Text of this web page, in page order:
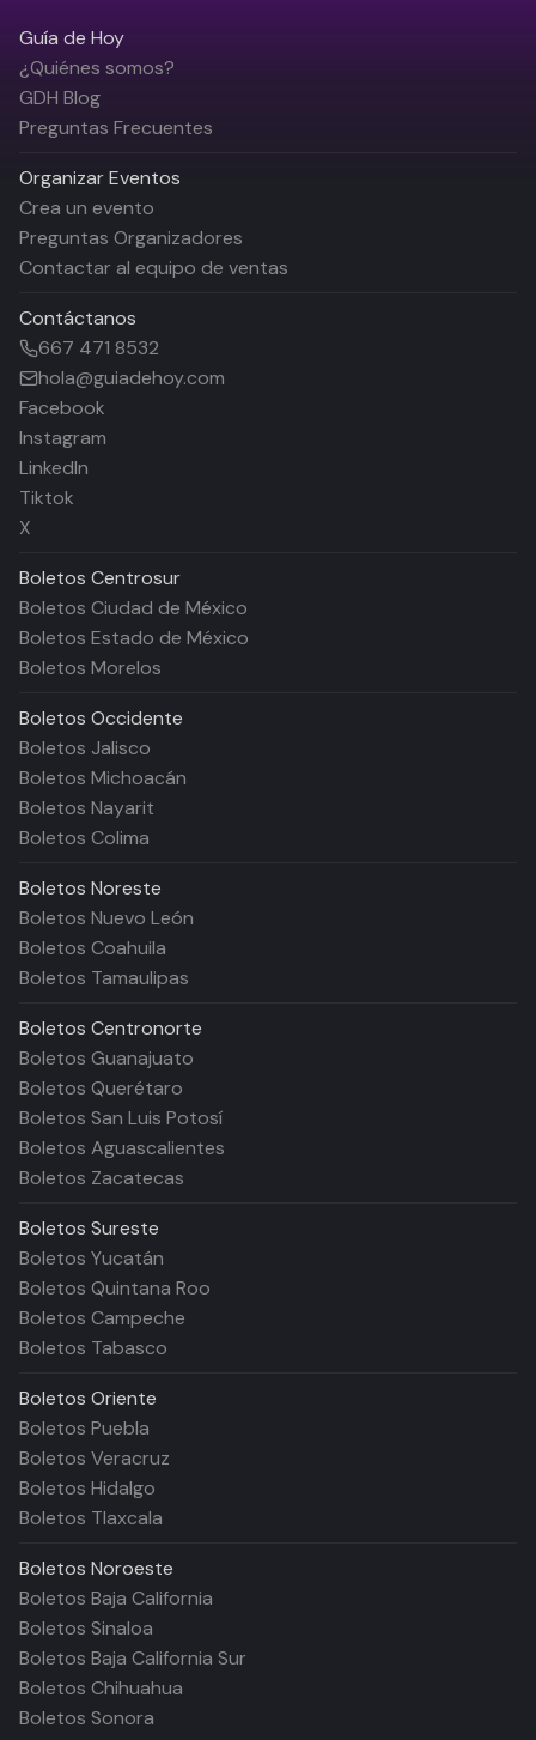
Guía de Hoy
¿Quiénes somos?
GDH Blog
Preguntas Frecuentes
Organizar Eventos
Crea un evento
Preguntas Organizadores
Contactar al equipo de ventas
Contáctanos
667 471 8532
hola@guiadehoy.com
Facebook
Instagram
LinkedIn
Tiktok
X
Boletos Centrosur
Boletos Ciudad de México
Boletos Estado de México
Boletos Morelos
Boletos Occidente
Boletos Jalisco
Boletos Michoacán
Boletos Nayarit
Boletos Colima
Boletos Noreste
Boletos Nuevo León
Boletos Coahuila
Boletos Tamaulipas
Boletos Centronorte
Boletos Guanajuato
Boletos Querétaro
Boletos San Luis Potosí
Boletos Aguascalientes
Boletos Zacatecas
Boletos Sureste
Boletos Yucatán
Boletos Quintana Roo
Boletos Campeche
Boletos Tabasco
Boletos Oriente
Boletos Puebla
Boletos Veracruz
Boletos Hidalgo
Boletos Tlaxcala
Boletos Noroeste
Boletos Baja California
Boletos Sinaloa
Boletos Baja California Sur
Boletos Chihuahua
Boletos Sonora